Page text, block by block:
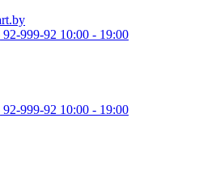
999-92 10:00 - 19:00
999-92 10:00 - 19:00